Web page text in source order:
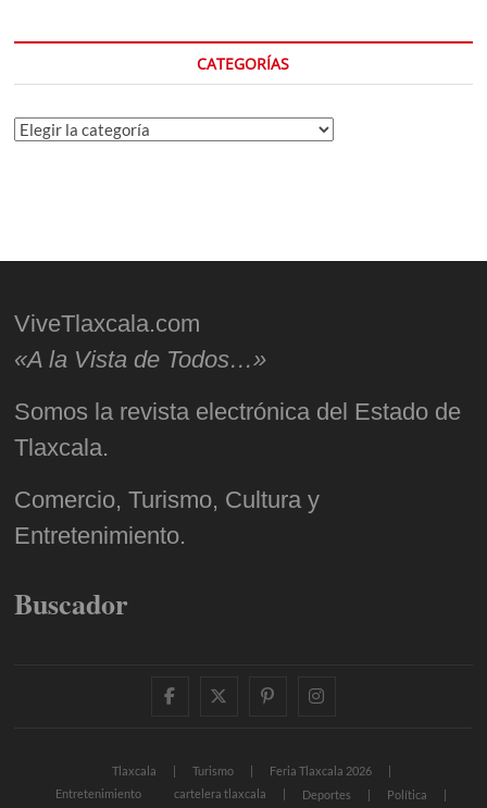
CATEGORÍAS
Categorías
ViveTlaxcala.com
«A la Vista de Todos…»
Somos la revista electrónica del Estado de
Tlaxcala.
Comercio, Turismo, Cultura y
Entretenimiento.
Buscador
facebooktwitter
pinterestinstagram
Tlaxcala Turismo
Feria Tlaxcala 2026
Entretenimiento
cartelera tlaxcala Deportes Política